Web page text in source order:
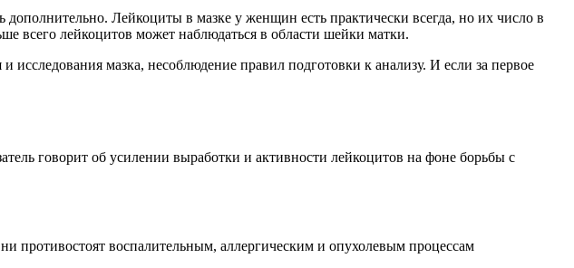
дополнительно. Лейкоциты в мазке у женщин есть практически всегда, но их число в
всего лейкоцитов может наблюдаться в области шейки матки.
исследования мазка, несоблюдение правил подготовки к анализу. И если за первое
говорит об усилении выработки и активности лейкоцитов на фоне борьбы с
противостоят воспалительным, аллергическим и опухолевым процессам